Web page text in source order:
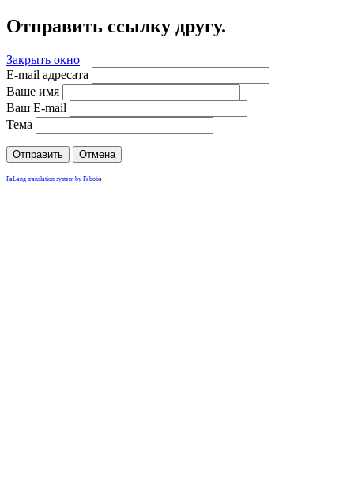
Отправить ссылку другу.
Закрыть окно
E-mail адресата
Ваше имя
Ваш E-mail
Тема
Отправить Отмена
FaLang translation system by Faboba